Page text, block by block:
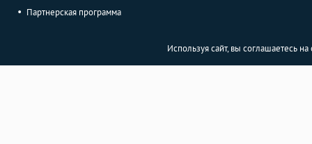
Партнерская программа
Используя сайт, вы соглашаетесь